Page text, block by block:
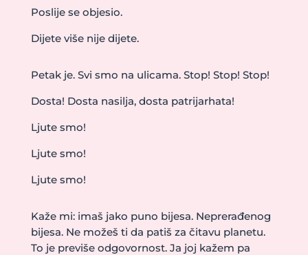
Poslije se objesio.
Dijete više nije dijete.
Petak je. Svi smo na ulicama. Stop! Stop! Stop!
Dosta! Dosta nasilja, dosta patrijarhata!
Ljute smo!
Ljute smo!
Ljute smo!
Kaže mi: imaš jako puno bijesa. Neprerađenog
bijesa. Ne možeš ti da patiš za čitavu planetu.
To je previše odgovornost. Ja joj kažem pa